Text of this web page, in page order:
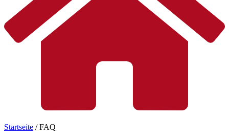
Startseite /FAQ